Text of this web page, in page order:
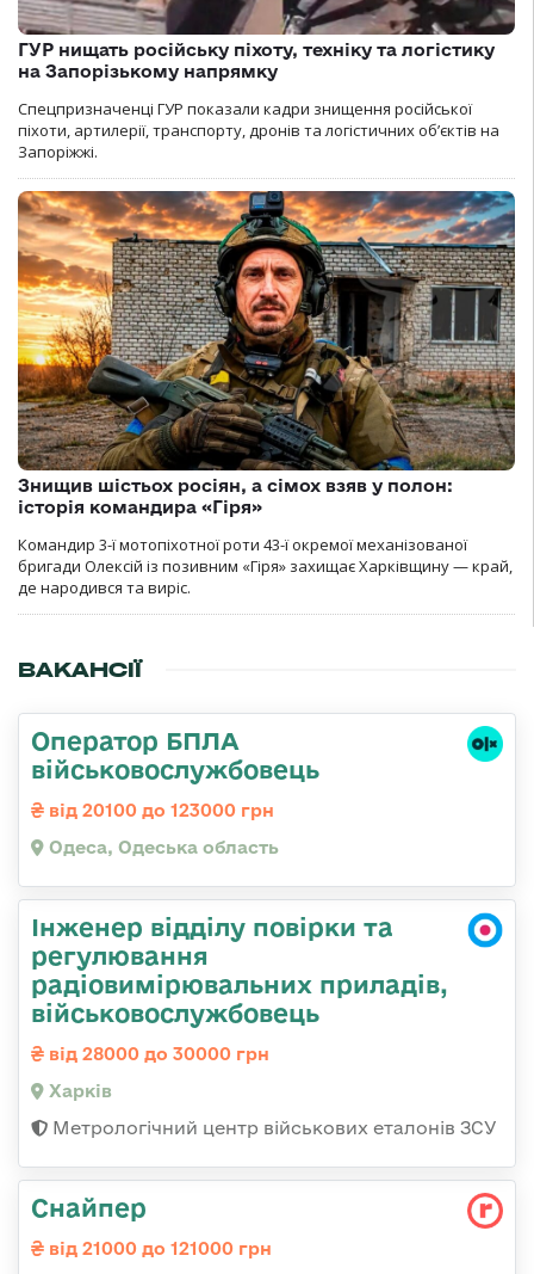
ГУР нищать російську піхоту, техніку та логістику
на Запорізькому напрямку
Спецпризначенці ГУР показали кадри знищення російської
піхоти, артилерії, транспорту, дронів та логістичних об’єктів на
Запоріжжі.
Знищив шістьох росіян, а сімох взяв у полон:
історія командира «Гіря»
Командир 3-ї мотопіхотної роти 43-ї окремої механізованої
бригади Олексій із позивним «Гіря» захищає Харківщину — край,
де народився та виріс.
ВАКАНСІЇ
Оператор БПЛА
військовослужбовець
від 20100 до 123000 грн
Одеса, Одеська область
Інженер відділу повірки та
регулювання
радіовимірювальних приладів,
військовослужбовець
від 28000 до 30000 грн
Харків
Метрологічний центр військових еталонів ЗСУ
Снайпер
від 21000 до 121000 грн